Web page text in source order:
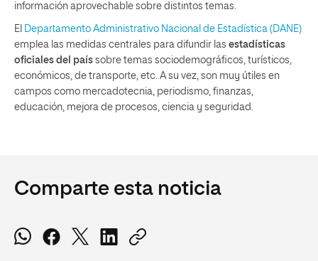
información aprovechable sobre distintos temas.
El
Departamento Administrativo Nacional de Estadística (DANE)
emplea las medidas centrales para difundir las estadísticas
oficiales del país sobre temas sociodemográficos, turísticos,
económicos, de transporte, etc. A su vez, son muy útiles en
campos como mercadotecnia, periodismo, finanzas,
educación, mejora de procesos, ciencia y seguridad.
Comparte esta noticia